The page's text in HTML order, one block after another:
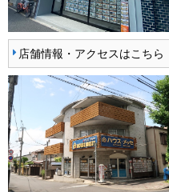
店舗情報・アクセスはこちら